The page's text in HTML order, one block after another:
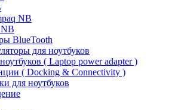
NB
BlueTooth
для ноутбуков
( Laptop power adapter )
( Docking & Connectivity )
для ноутбуков